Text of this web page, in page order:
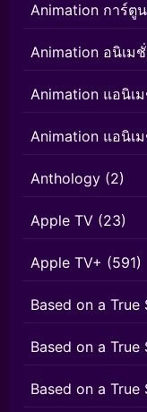
Animation การ์ตูน
Animation อนิเม
Animation แอนิเ
Animation แอนิเ
Anthology (2)
Apple TV (23)
Apple TV+ (591)
Based on a True
Based on a True
Based on a True